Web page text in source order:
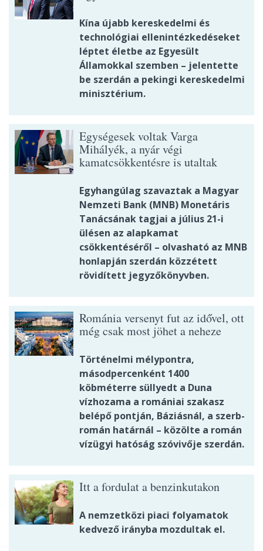
Kína újabb kereskedelmi és
technológiai ellenintézkedéseket
léptet életbe az Egyesült
Államokkal szemben – jelentette
be szerdán a pekingi kereskedelmi
minisztérium.
Egységesek voltak Varga
Mihályék, a nyár végi
kamatcsökkentésre is utaltak
Egyhangúlag szavaztak a Magyar
Nemzeti Bank (MNB) Monetáris
Tanácsának tagjai a július 21-i
ülésen az alapkamat
csökkentéséről – olvasható az MNB
honlapján szerdán közzétett
rövidített jegyzőkönyvben.
Románia versenyt fut az idővel, ott
még csak most jöhet a neheze
Történelmi mélypontra,
másodpercenként 1400
köbméterre süllyedt a Duna
vízhozama a romániai szakasz
belépő pontján, Báziásnál, a szerb-
román határnál – közölte a román
vízügyi hatóság szóvivője szerdán.
Itt a fordulat a benzinkutakon
A nemzetközi piaci folyamatok
kedvező irányba mozdultak el.